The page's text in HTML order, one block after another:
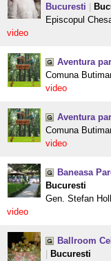
Bucuresti
Episcopul
video
Aventura
Comuna
video
Aventura
Comuna
video
Baneasa
Bucuresti
Gen. Stefan
video
Ballroom
Bucuresti